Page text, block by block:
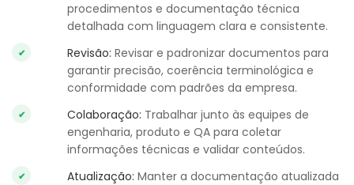
procedimentos e documentação técnica
detalhada com linguagem clara e consistente.
Revisão: Revisar e padronizar documentos para
garantir precisão, coerência terminológica e
conformidade com padrões da empresa.
Colaboração: Trabalhar junto às equipes de
engenharia, produto e QA para coletar
informações técnicas e validar conteúdos.
Atualização: Manter a documentação atualizada